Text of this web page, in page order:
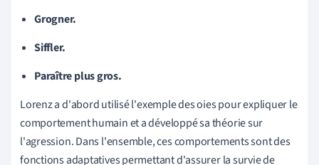
Grogner.
Siffler.
Paraître plus gros.
Lorenz a d'abord utilisé l'exemple des oies pour expliquer le
comportement humain et a développé sa théorie sur
l'agression. Dans l'ensemble, ces comportements sont des
fonctions adaptatives permettant d'assurer la survie de